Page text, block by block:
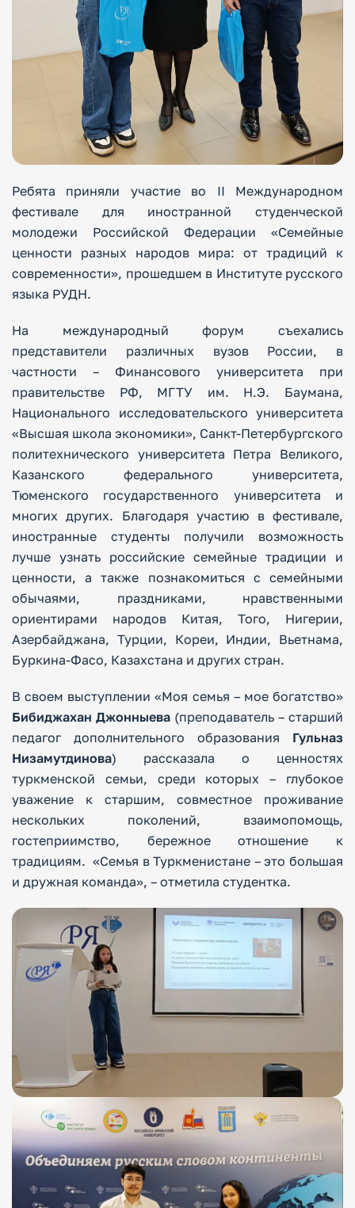
Ребята приняли участие во II Международном
фестивале для иностранной студенческой
молодежи Российской Федерации «Семейные
ценности разных народов мира: от традиций к
современности», прошедшем в Институте русского
языка РУДН.
На международный форум съехались
представители различных вузов России, в
частности – Финансового университета при
правительстве РФ, МГТУ им. Н.Э. Баумана,
Национального исследовательского университета
«Высшая школа экономики», Санкт-Петербургского
политехнического университета Петра Великого,
Казанского федерального университета,
Тюменского государственного университета и
многих других. Благодаря участию в фестивале,
иностранные студенты получили возможность
лучше узнать российские семейные традиции и
ценности, а также познакомиться с семейными
обычаями, праздниками, нравственными
ориентирами народов Китая, Того, Нигерии,
Азербайджана, Турции, Кореи, Индии, Вьетнама,
Буркина-Фасо, Казахстана и других стран.
В своем выступлении «Моя семья – мое богатство»
Бибиджахан Джонныева (преподаватель – старший
педагог дополнительного образования Гульназ
Низамутдинова) рассказала о ценностях
туркменской семьи, среди которых – глубокое
уважение к старшим, совместное проживание
нескольких поколений, взаимопомощь,
гостеприимство, бережное отношение к
традициям. «Семья в Туркменистане – это большая
и дружная команда», – отметила студентка.